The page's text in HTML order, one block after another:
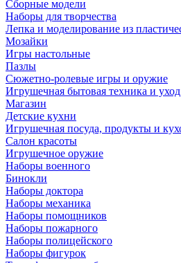
Сборные модели
Наборы для творчества
Лепка и моделирование из
Мозайки
Игры настольные
Пазлы
Сюжетно-ролевые игры и оружие
Игрушечная бытовая техника и
Магазин
Детские кухни
Игрушечная посуда, продукты и
Салон красоты
Игрушечное оружие
Наборы военного
Бинокли
Наборы доктора
Наборы механика
Наборы помощников
Наборы пожарного
Наборы полицейского
Наборы фигурок